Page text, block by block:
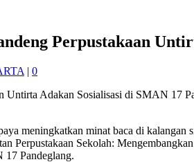
Perpustakaan
| 0
minat baca di kalangan
Perpustakaan Sekolah:
17 Pandeglang.